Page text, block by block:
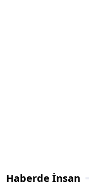
Haberde İnsan